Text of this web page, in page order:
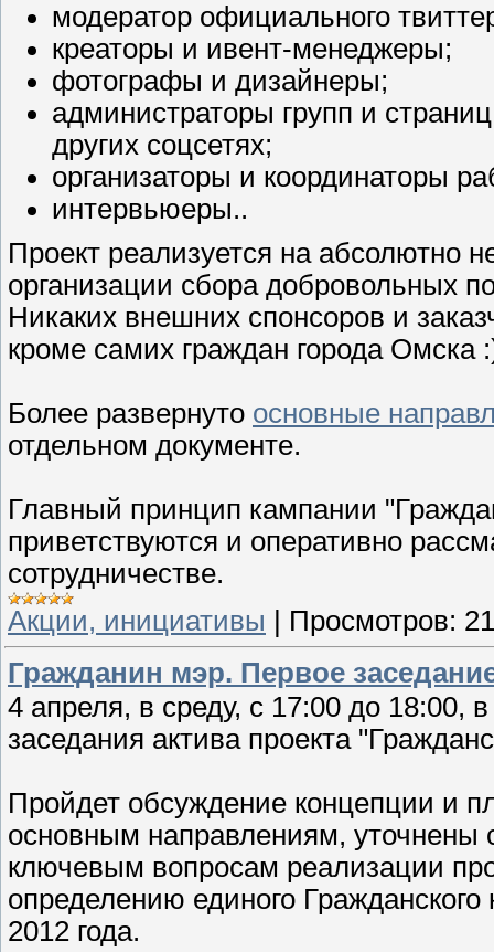
модератор официального
креаторы и ивент-менеджеры;
фотографы и дизайнеры;
администраторы групп и
других соцсетях;
организаторы и координаторы
интервьюеры..
Проект реализуется на абсолютно
организации сбора добровольных
Никаких внешних спонсоров и
кроме самих граждан города Омска
Более развернуто основные
отдельном документе.
Главный принцип кампании
приветствуются и оперативно
сотрудничестве.
Акции, инициативы
Просмотров:
Гражданин мэр. Первое
4 апреля, в среду, с 17:00 до
заседания актива проекта
Пройдет обсуждение концепции и
основным направлениям, уточнены
ключевым вопросам реализации
определению единого
2012 года.